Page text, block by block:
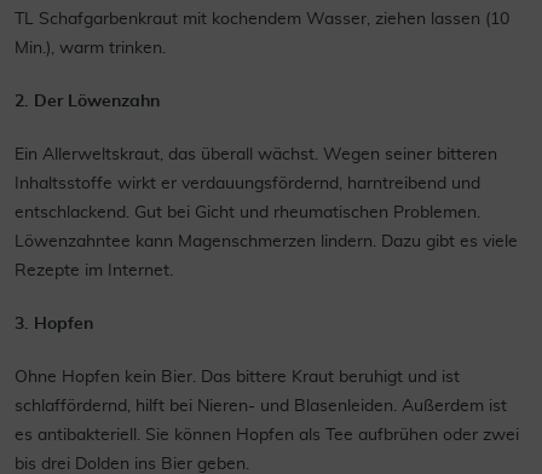
TL Schafgarbenkraut mit kochendem Wasser, ziehen lassen (10
Min.), warm trinken.
2. Der Löwenzahn
Ein Allerweltskraut, das überall wächst. Wegen seiner bitteren
Inhaltsstoffe wirkt er verdauungsfördernd, harntreibend und
entschlackend. Gut bei Gicht und rheumatischen Problemen.
Löwenzahntee kann Magenschmerzen lindern. Dazu gibt es viele
Rezepte im Internet.
3. Hopfen
Ohne Hopfen kein Bier. Das bittere Kraut beruhigt und ist
schlaffördernd, hilft bei Nieren- und Blasenleiden. Außerdem ist
es antibakteriell. Sie können Hopfen als Tee aufbrühen oder zwei
bis drei Dolden ins Bier geben.